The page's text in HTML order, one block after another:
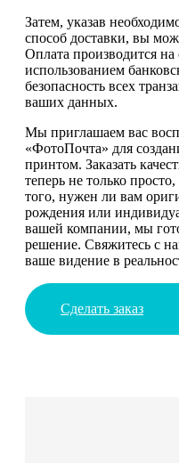
Затем, указав
способ доставки, вы
Оплата производится
использованием
безопасность всех
ваших данных.
Мы приглашаем вас
«ФотоПочта» для
принтом. Заказать
теперь не только
того, нужен ли вам
рождения или
вашей компании, мы
решение. Свяжитесь с
ваше видение в
Сделать заказ